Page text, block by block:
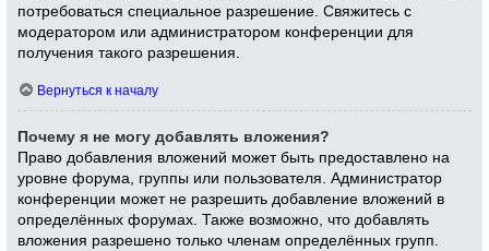
потребоваться специальное разрешение. Свяжитесь с
модератором или администратором конференции для
получения такого разрешения.
Вернуться к началу
Почему я не могу добавлять вложения?
Право добавления вложений может быть предоставлено на
уровне форума, группы или пользователя. Администратор
конференции может не разрешить добавление вложений в
определённых форумах. Также возможно, что добавлять
вложения разрешено только членам определённых групп.